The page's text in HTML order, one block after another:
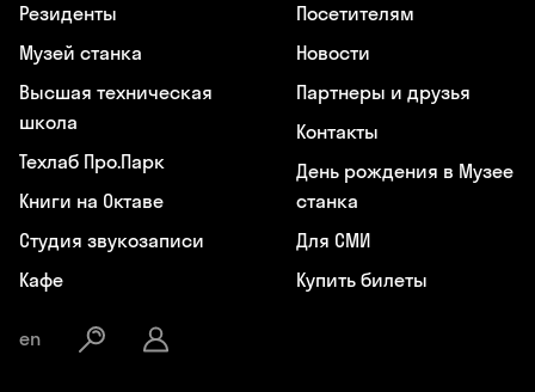
Резиденты
Музей станка
Высшая техническая
школа
Техлаб Про.Парк
Книги на Октаве
Студия звукозаписи
Кафе
Посетителям
Новости
Партнеры и друзья
Контакты
День рождения в Музее
станка
Для СМИ
Купить билеты
en